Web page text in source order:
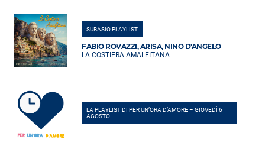
SUBASIO PLAYLIST
FABIO ROVAZZI, ARISA, NINO D'ANGELO
LA COSTIERA AMALFITANA
LA PLAYLIST DI PER UN’ORA D’AMORE – GIOVEDÌ 6
AGOSTO